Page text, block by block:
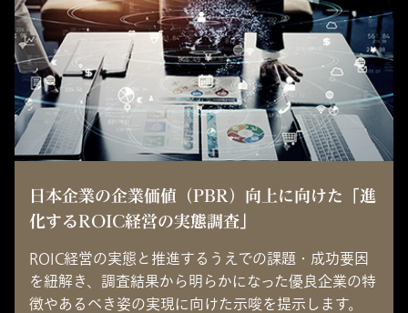
日本企業の企業価値（PBR）向上に向けた「進
化するROIC経営の実態調査」
ROIC経営の実態と推進するうえでの課題・成功要因
を紐解き、調査結果から明らかになった優良企業の特
徴やあるべき姿の実現に向けた示唆を提示します。